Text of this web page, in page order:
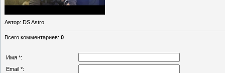
Автор: DS Astro
Всего комментариев: 0
Имя *:
Email *: